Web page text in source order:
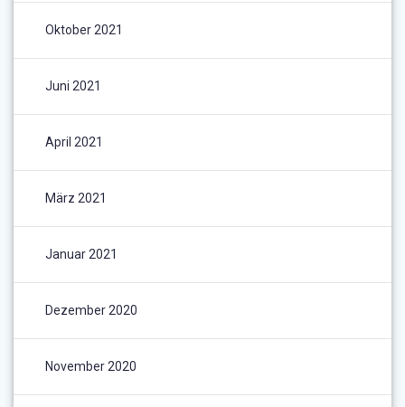
Oktober 2021
Juni 2021
April 2021
März 2021
Januar 2021
Dezember 2020
November 2020